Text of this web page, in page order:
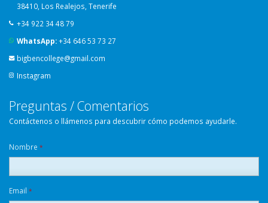
38410, Los Realejos, Tenerife
+34 922 34 48 79
WhatsApp:+34 646 53 73 27
bigbencollege@gmail.com
Instagram
Preguntas / Comentarios
Contáctenos o llámenos para descubrir cómo podemos ayudarle.
Nombre *
Email *